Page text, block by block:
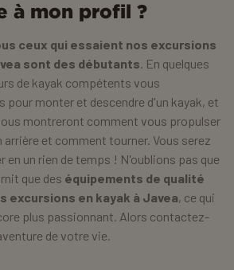
à mon profil ?
ceux qui essaient nos excursions
sont des débutants. En quelques
de kayak compétents vous
pour monter et descendre d'un kayak, et
montreront comment vous propulser
arrière et comment tourner. Vous serez
en un rien de temps ! N'oublions pas que
que des équipements de qualité
excursions en kayak à Javea, ce qui
plus passionnant. Alors contactez-
de votre vie.